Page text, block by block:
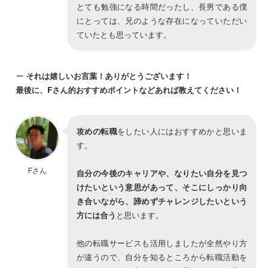
とても勉強になる時間だったし、長男である僕
にとっては、兄のような存在になっていただい
ていたとも思っています。
ー それは嬉しいお言葉！ありがとうございます！
最後に、Fさん的おすすめポイントなどあれば教えてください！
Fさん
攻めの転職をしたい人にはおすすめかと思いま
す。
自分の今後のキャリアや、なりたい自分を見つ
けたいという意思があって、そこにしっかり向
き合いながら、諦めずチャレンジしたいという
方には合う と思います。
他の転職サービスも活用しましたが全然やり方
が違うので、自分を知るところから転職活動を